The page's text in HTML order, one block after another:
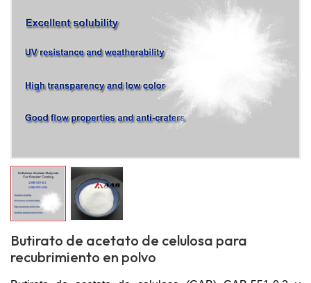
Butirato de acetato de celulosa para
recubrimiento en polvo